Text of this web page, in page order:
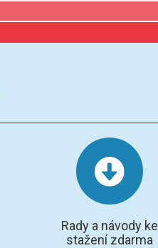
Rady a návody ke
stažení zdarma